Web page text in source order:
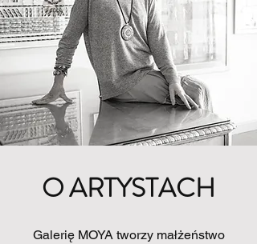
O ARTYSTACH
Galerię MOYA tworzy małżeństwo